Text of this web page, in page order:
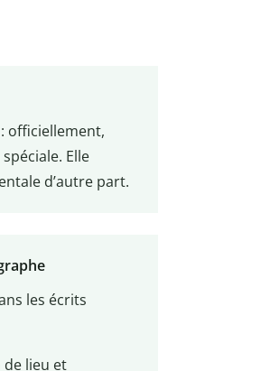
officiellement,
Elle
d’autre part.
les écrits
de lieu et